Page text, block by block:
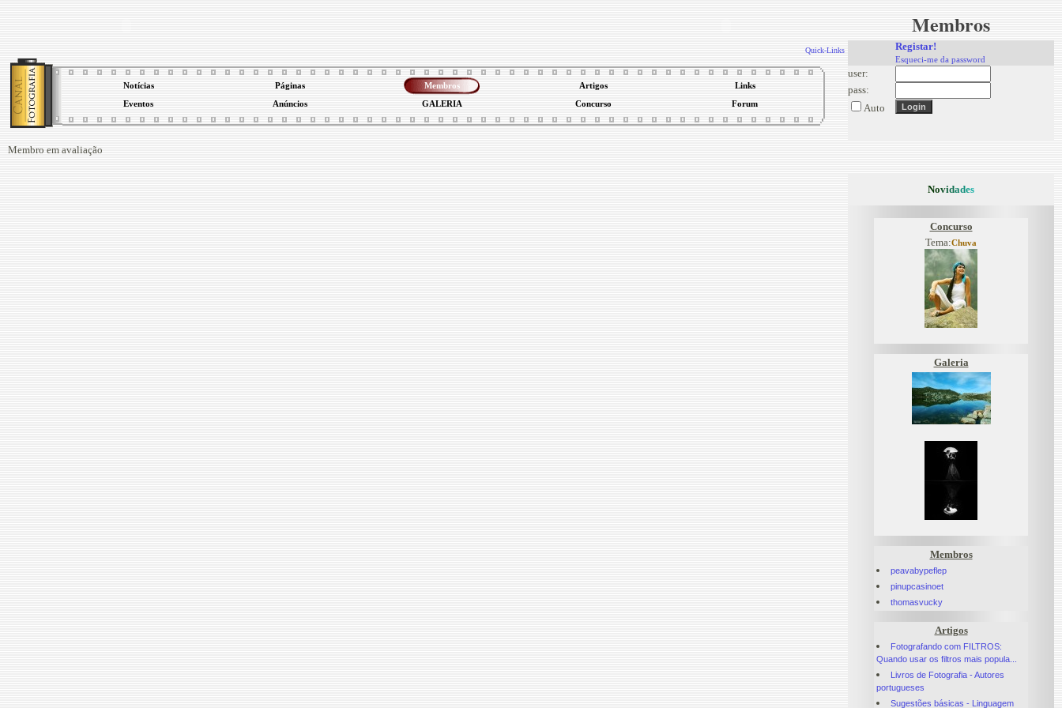
Quick-Links
Notícias Páginas Membros Artigos Links
Eventos Anúncios GALERIA Concurso Forum
Membro em avaliação
Membros
Registar!
Esqueci-me da password
user:
pass:
Auto
Novidades
Concurso
Tema:Chuva
Galeria
Membros
peavabypeflep
pinupcasinoet
thomasvucky
Artigos
Fotografando com FILTROS:
Quando usar os filtros mais popula...
Livros de Fotografia - Autores
portugueses
Sugestões básicas - Linguagem